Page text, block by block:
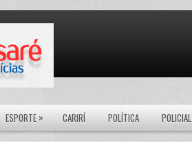
ESPORTE » CARIRÍ POLÍTICA POLICIAL